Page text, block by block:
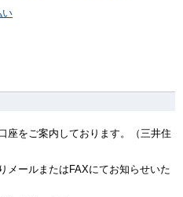
い
座をご案内しております。（三井住
メールまたはFAXにてお知らせいた